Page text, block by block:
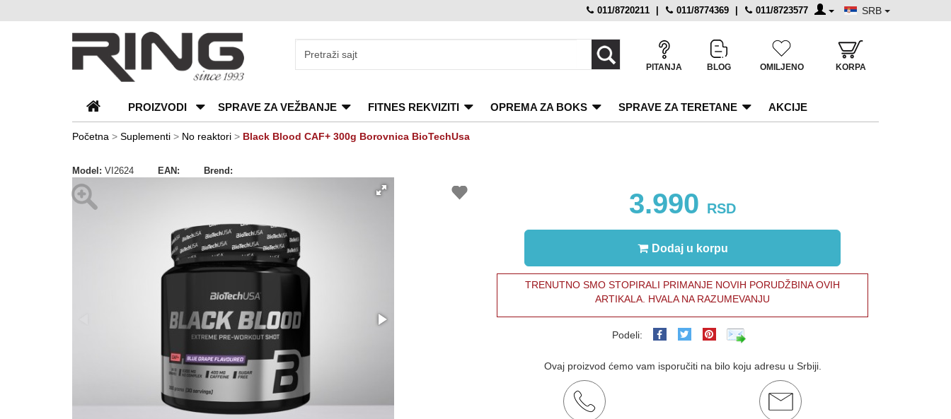
O
nama
Katalozi
Kontakt
Blog
Česta
pitanja
011/8720211 | 011/8774369 | 011/8723577 SRB
PITANJA BLOG OMILJENO KORPA
PROIZVODI SPRAVE ZA VEŽBANJE FITNES REKVIZITI OPREMA ZA BOKS SPRAVE ZA TERETANE AKCIJE
Početna > Suplementi > No reaktori > Black Blood CAF+ 300g Borovnica BioTechUsa
Model: VI2624 EAN: Brend:
3.990 RSD
Dodaj u korpu
TRENUTNO SMO STOPIRALI PRIMANJE NOVIH PORUDŽBINA OVIH
ARTIKALA. HVALA NA RAZUMEVANJU
Podeli:
Ovaj proizvod ćemo vam isporučiti na bilo koju adresu u Srbiji.